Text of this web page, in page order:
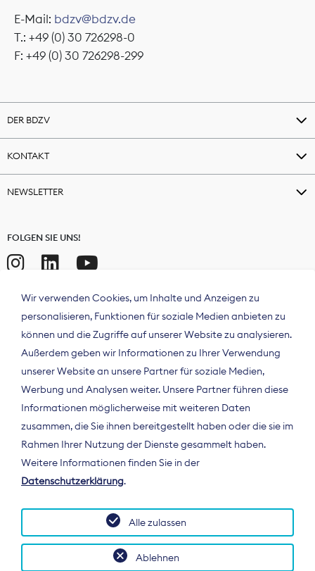
E-Mail: bdzv@bdzv.de
T.: +49 (0) 30 726298-0
F: +49 (0) 30 726298-299
DER BDZV
KONTAKT
NEWSLETTER
FOLGEN SIE UNS!
Der Bundesverband Digitalpublisher und
Zeitungsverleger (BDZV) vertritt als
Spitzenorganisation die Interessen der
Deutschland und auf EU-Ebene.
Wir verwenden Cookies, um Inhalte und Anzeigen zu
personalisieren, Funktionen für soziale Medien anbieten zu
können und die Zugriffe auf unserer Website zu analysieren.
Außerdem geben wir Informationen zu Ihrer Verwendung
unserer Website an unsere Partner für soziale Medien,
Werbung und Analysen weiter. Unsere Partner führen diese
Informationen möglicherweise mit weiteren Daten
zusammen, die Sie ihnen bereitgestellt haben oder die sie im
Rahmen Ihrer Nutzung der Dienste gesammelt haben.
Weitere Informationen finden Sie in der
Datenschutzerklärung.
Ablehnen
Alle zulassen